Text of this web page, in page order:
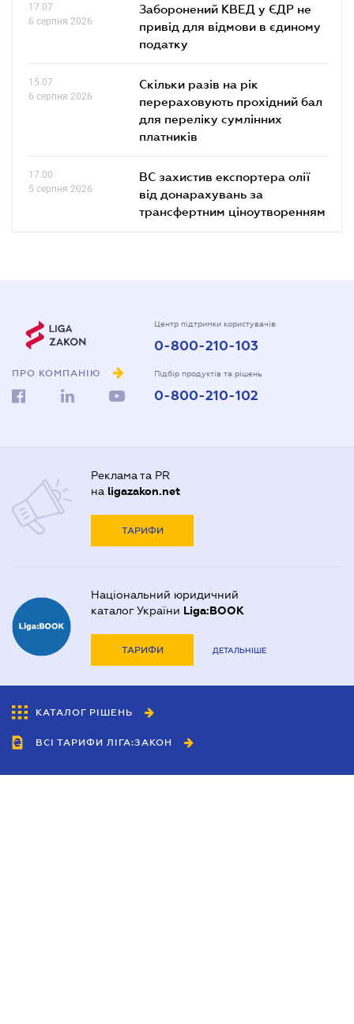
17.07
6 серпня 2026
Заборонений КВЕД у ЄДР не
привід для відмови в єдиному
податку
15.07
6 серпня 2026
Скільки разів на рік
перераховують прохідний бал
для переліку сумлінних
платників
17.00
5 серпня 2026
ВС захистив експортера олії
від донарахувань за
трансфертним ціноутворенням
ПРО КОМПАНІЮ
Центр підтримки користувачів
0-800-210-103
Підбір продуктів та рішень
0-800-210-102
Реклама та PR
на ligazakon.net
ТАРИФИ
Національний юридичний
каталог України Liga:BOOK
ТАРИФИ ДЕТАЛЬНІШЕ
КАТАЛОГ РІШЕНЬ
ВСІ ТАРИФИ ЛІГА:ЗАКОН